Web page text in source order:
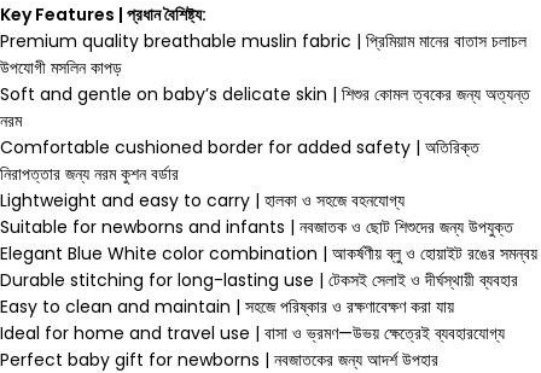
Key Features | প্রধান বৈশিষ্ট্য:
Premium quality breathable muslin fabric | প্রিমিয়াম মানের বাতাস চলাচল
উপযোগী মসলিন কাপড়
Soft and gentle on baby’s delicate skin | শিশুর কোমল ত্বকের জন্য অত্যন্ত
নরম
Comfortable cushioned border for added safety | অতিরিক্ত
নিরাপত্তার জন্য নরম কুশন বর্ডার
Lightweight and easy to carry | হালকা ও সহজে বহনযোগ্য
Suitable for newborns and infants | নবজাতক ও ছোট শিশুদের জন্য উপযুক্ত
Elegant Blue White color combination | আকর্ষণীয় ব্লু ও হোয়াইট রঙের সমন্বয়
Durable stitching for long-lasting use | টেকসই সেলাই ও দীর্ঘস্থায়ী ব্যবহার
Easy to clean and maintain | সহজে পরিষ্কার ও রক্ষণাবেক্ষণ করা যায়
Ideal for home and travel use | বাসা ও ভ্রমণ—উভয় ক্ষেত্রেই ব্যবহারযোগ্য
Perfect baby gift for newborns | নবজাতকের জন্য আদর্শ উপহার